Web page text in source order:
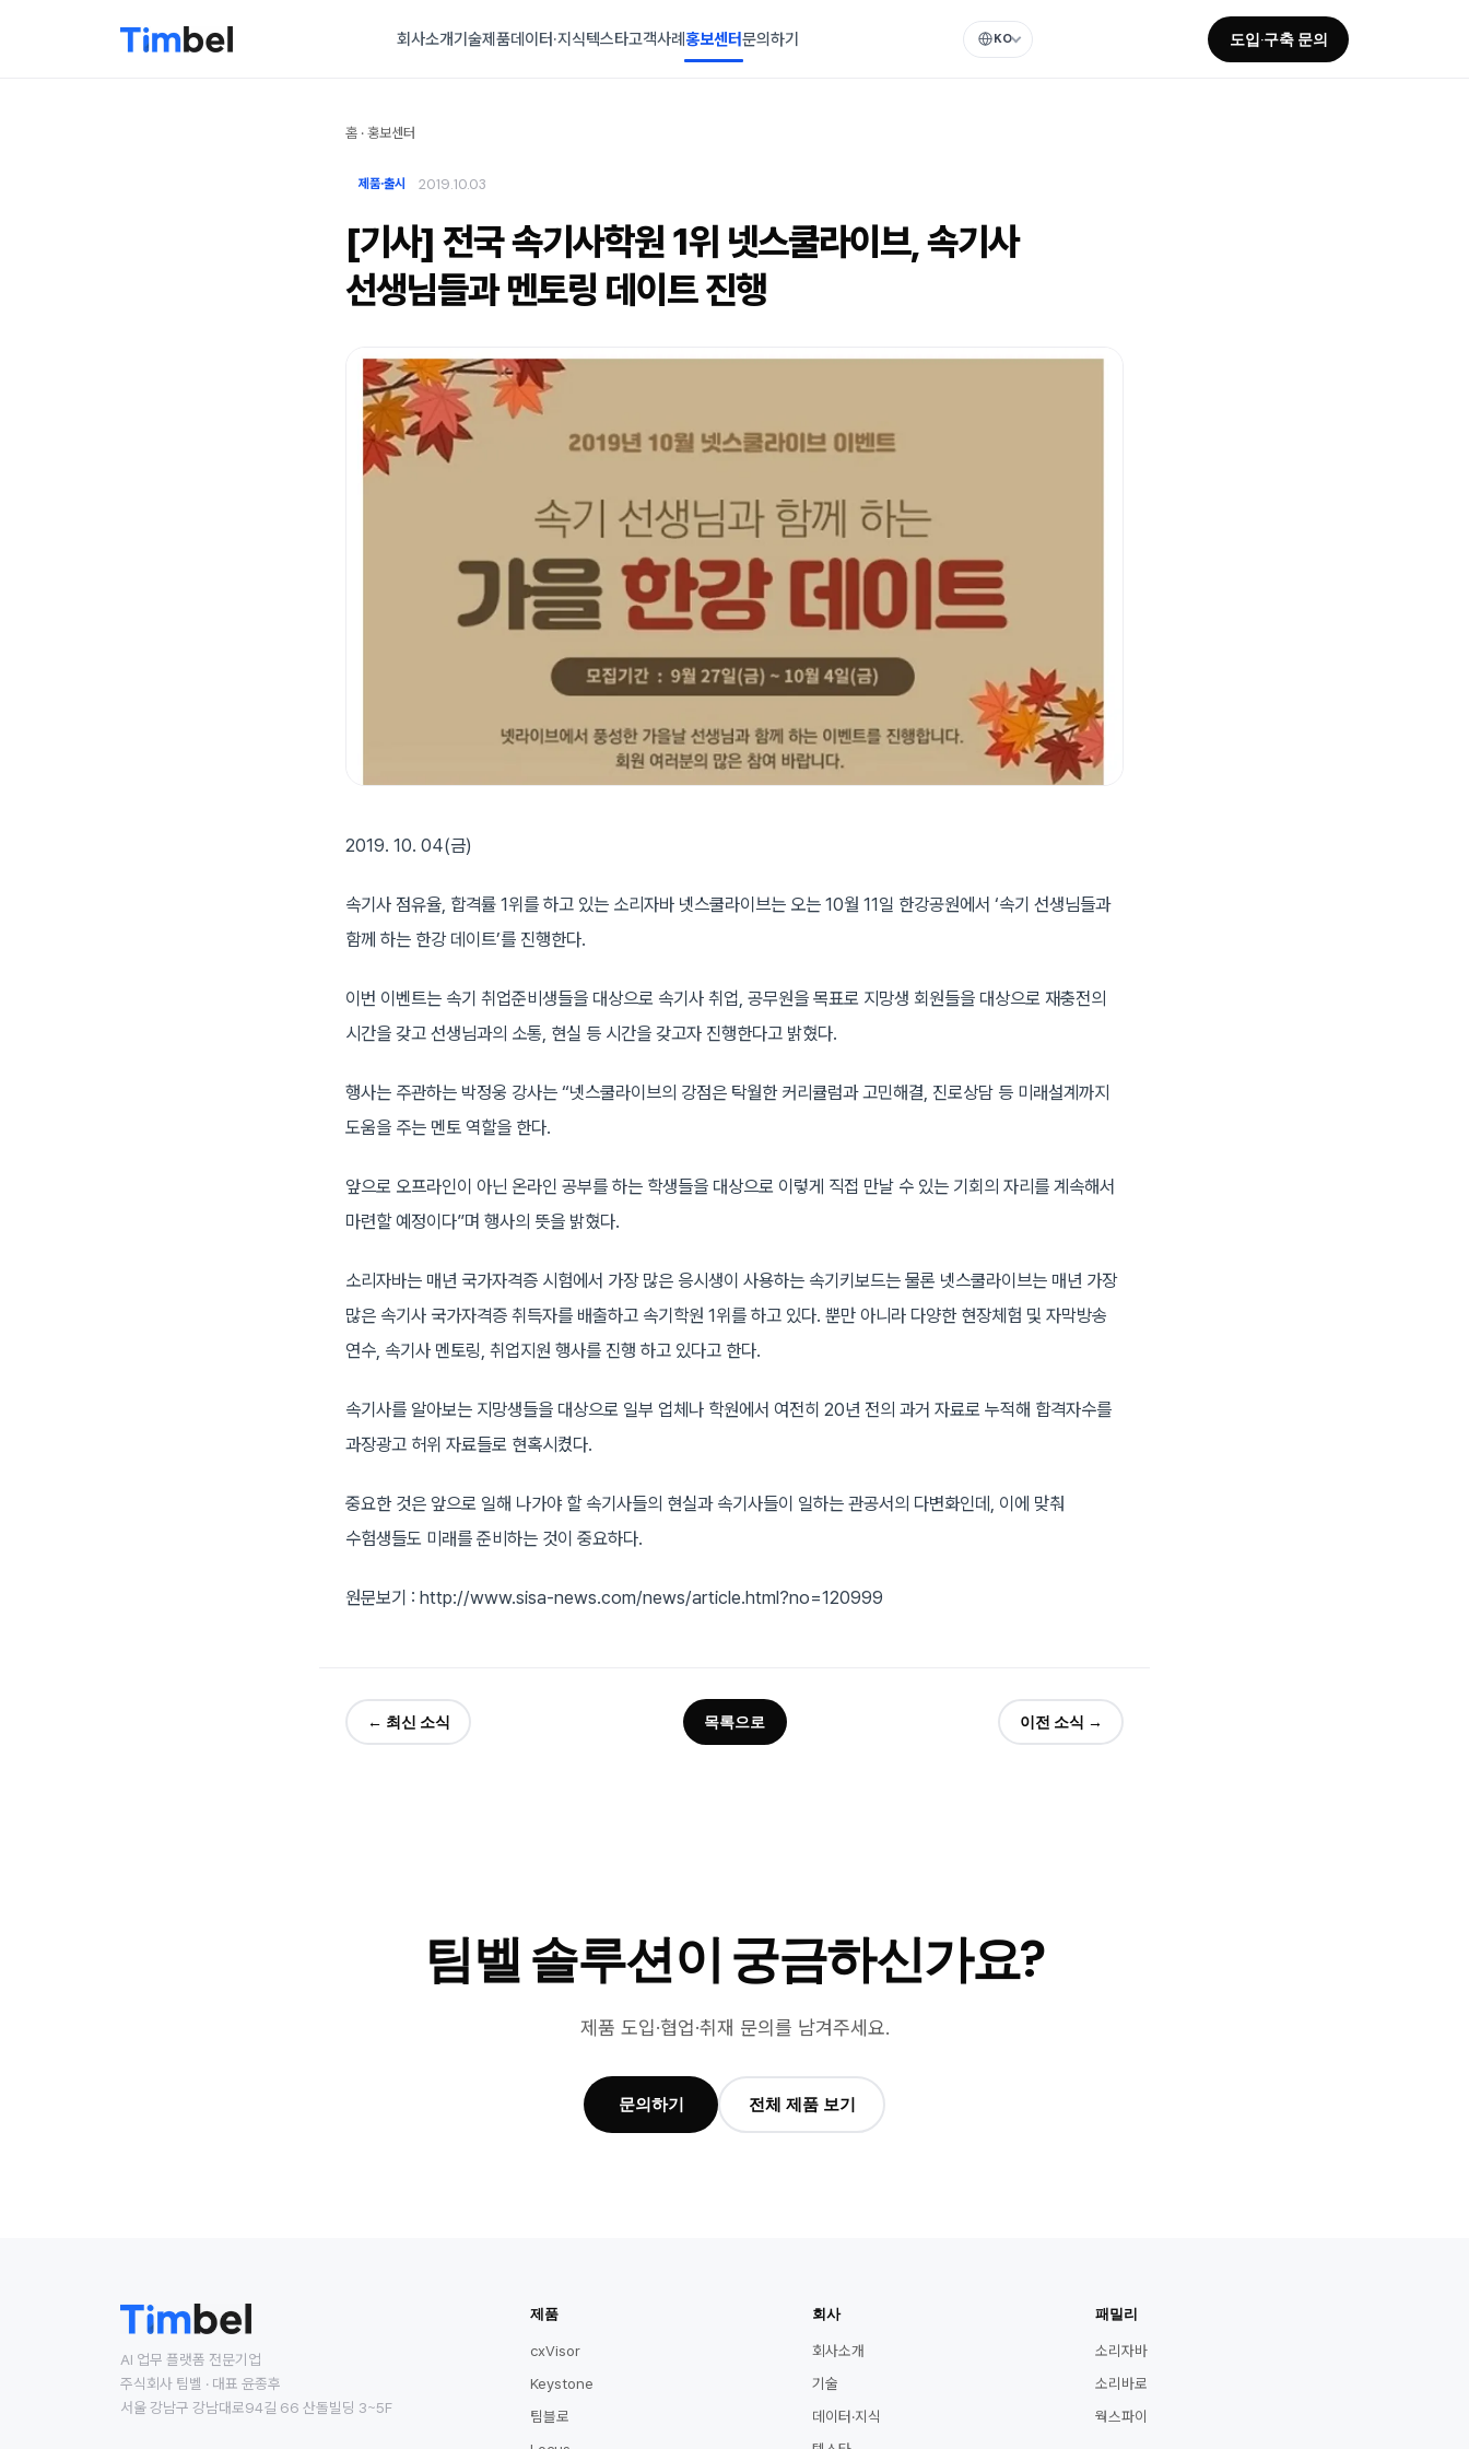
회사소개기술제품데이터·지식텍스타고객사례홍보센터문의하기 KO 도입·구축 문의
홈 · 홍보센터
제품·출시 2019.10.03
[기사] 전국 속기사학원 1위 넷스쿨라이브, 속기사
선생님들과 멘토링 데이트 진행
2019. 10. 04(금)
속기사 점유율, 합격률 1위를 하고 있는 소리자바 넷스쿨라이브는 오는 10월 11일 한강공원에서 ‘속기 선생님들과
함께 하는 한강 데이트’를 진행한다.
이번 이벤트는 속기 취업준비생들을 대상으로 속기사 취업, 공무원을 목표로 지망생 회원들을 대상으로 재충전의
시간을 갖고 선생님과의 소통, 현실 등 시간을 갖고자 진행한다고 밝혔다.
행사는 주관하는 박정웅 강사는 “넷스쿨라이브의 강점은 탁월한 커리큘럼과 고민해결, 진로상담 등 미래설계까지
도움을 주는 멘토 역할을 한다.
앞으로 오프라인이 아닌 온라인 공부를 하는 학생들을 대상으로 이렇게 직접 만날 수 있는 기회의 자리를 계속해서
마련할 예정이다”며 행사의 뜻을 밝혔다.
소리자바는 매년 국가자격증 시험에서 가장 많은 응시생이 사용하는 속기키보드는 물론 넷스쿨라이브는 매년 가장
많은 속기사 국가자격증 취득자를 배출하고 속기학원 1위를 하고 있다. 뿐만 아니라 다양한 현장체험 및 자막방송
연수, 속기사 멘토링, 취업지원 행사를 진행 하고 있다고 한다.
속기사를 알아보는 지망생들을 대상으로 일부 업체나 학원에서 여전히 20년 전의 과거 자료로 누적해 합격자수를
과장광고 허위 자료들로 현혹시켰다.
중요한 것은 앞으로 일해 나가야 할 속기사들의 현실과 속기사들이 일하는 관공서의 다변화인데, 이에 맞춰
수험생들도 미래를 준비하는 것이 중요하다.
원문보기 : http://www.sisa-news.com/news/article.html?no=120999
← 최신 소식 목록으로 이전 소식 →
팀벨 솔루션이 궁금하신가요?
제품 도입·협업·취재 문의를 남겨주세요.
문의하기 전체 제품 보기
AI 업무 플랫폼 전문기업
주식회사 팀벨 · 대표 윤종후
서울 강남구 강남대로94길 66 산돌빌딩 3~5F
제품
cxVisor
Keystone
팀블로
회사
회사소개
기술
데이터·지식
패밀리
소리자바
소리바로
웍스파이